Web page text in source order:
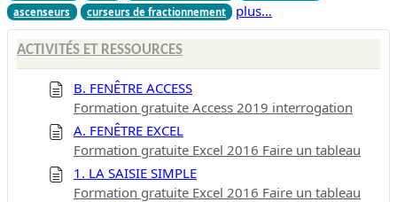
ascenseurs
curseurs de fractionnement plus…
ACTIVITÉS ET RESSOURCES
B. FENÊTRE ACCESS
Formation gratuite Access 2019 interrogation
A. FENÊTRE EXCEL
Formation gratuite Excel 2016 Faire un tableau
1. LA SAISIE SIMPLE
Formation gratuite Excel 2016 Faire un tableau